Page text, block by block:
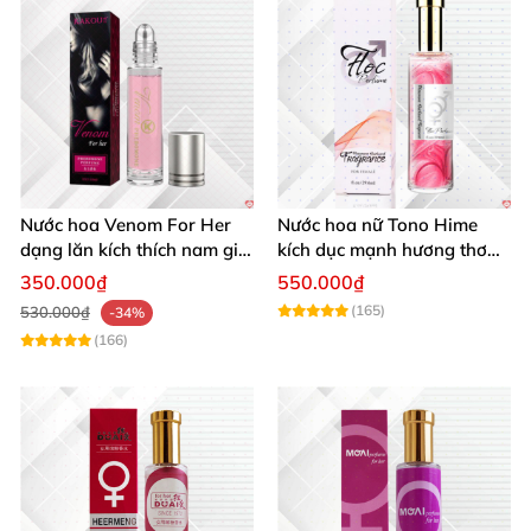
Nước hoa Venom For Her
dạng lăn kích thích nam giới
tăng ham muốn mua ngay
350.000₫
530.000₫
-34%
(166)
Nước hoa nữ Tono Hime
kích dục mạnh hương thơm
quyến rũ
550.000₫
(165)